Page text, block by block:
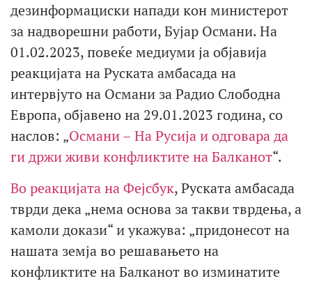
дезинформациски напади кон министерот
за надворешни работи, Бујар Османи. На
01.02.2023, повеќе медиуми ја објавија
реакцијата на Руската амбасада на
интервјуто на Османи за Радио Слободна
Европа, објавено на 29.01.2023 година, со
наслов: „Османи – На Русија и одговара да
ги држи живи конфликтите на Балканот“.
Во реакцијата на Фејсбук, Руската амбасада
тврди дека „нема основа за такви тврдења, а
камоли докази“ и укажува: „придонесот на
нашата земја во решавањето на
конфликтите на Балканот во изминатите